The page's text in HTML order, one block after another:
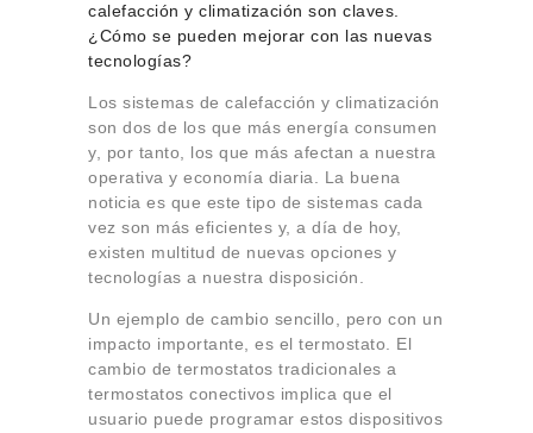
calefacción y climatización son claves.
¿Cómo se pueden mejorar con las nuevas
tecnologías?
Los sistemas de calefacción y climatización
son dos de los que más energía consumen
y, por tanto, los que más afectan a nuestra
operativa y economía diaria. La buena
noticia es que este tipo de sistemas cada
vez son más eficientes y, a día de hoy,
existen multitud de nuevas opciones y
tecnologías a nuestra disposición.
Un ejemplo de cambio sencillo, pero con un
impacto importante, es el termostato. El
cambio de termostatos tradicionales a
termostatos conectivos implica que el
usuario puede programar estos dispositivos